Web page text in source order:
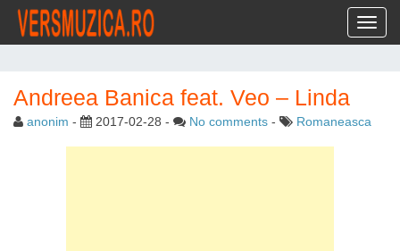
Andreea Banica feat. Veo – Linda
anonim - 2017-02-28 - No comments - Romaneasca